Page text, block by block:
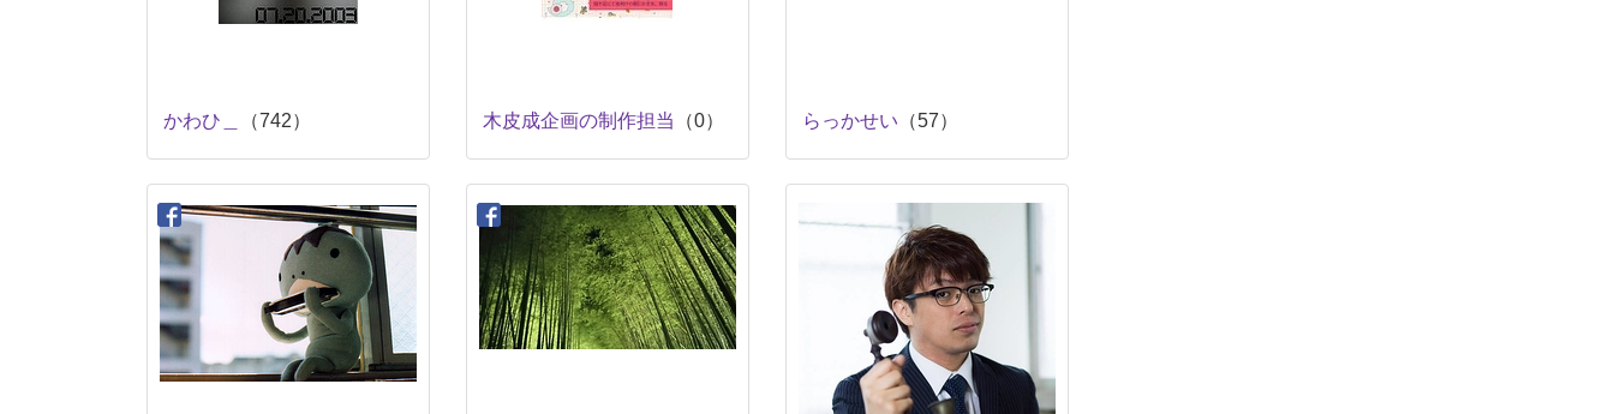
かわひ＿ （742） 木皮成企画の制作担当 （0） らっかせい （57）